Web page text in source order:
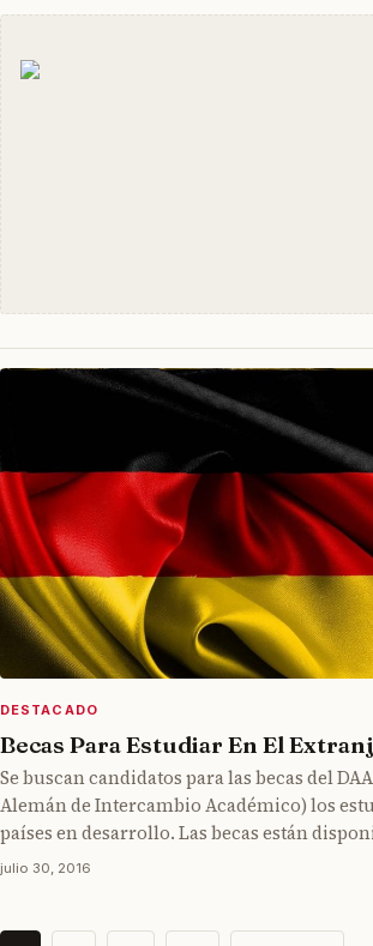
DESTACADO
Becas Para Estudiar En El
Se buscan candidatos para las becas del
Alemán de Intercambio Académico) los
países en desarrollo. Las becas están
julio 30, 2016